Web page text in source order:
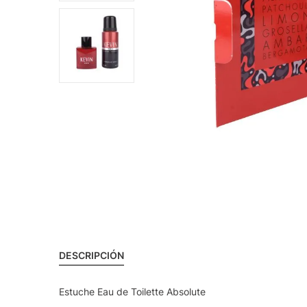
DESCRIPCIÓN
Estuche Eau de Toilette Absolute